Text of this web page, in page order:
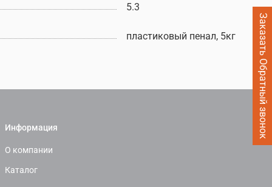
Заказать Обратный звонок
5.3
пластиковый пенал, 5кг
Информация
О компании
Каталог